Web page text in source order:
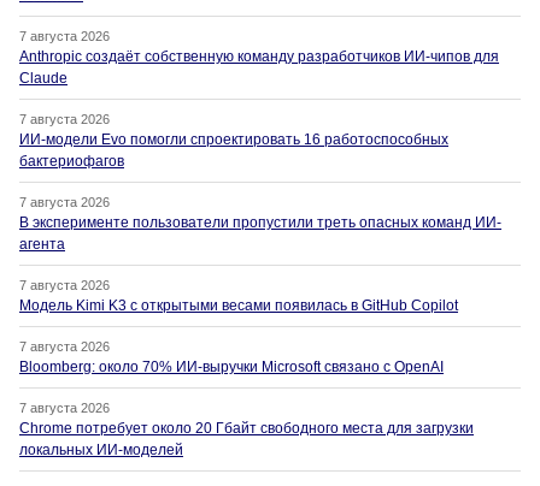
7 августа 2026
Anthropic создаёт собственную команду разработчиков ИИ-чипов для
Claude
7 августа 2026
ИИ-модели Evo помогли спроектировать 16 работоспособных
бактериофагов
7 августа 2026
В эксперименте пользователи пропустили треть опасных команд ИИ-
агента
7 августа 2026
Модель Kimi K3 с открытыми весами появилась в GitHub Copilot
7 августа 2026
Bloomberg: около 70% ИИ-выручки Microsoft связано с OpenAI
7 августа 2026
Chrome потребует около 20 Гбайт свободного места для загрузки
локальных ИИ-моделей